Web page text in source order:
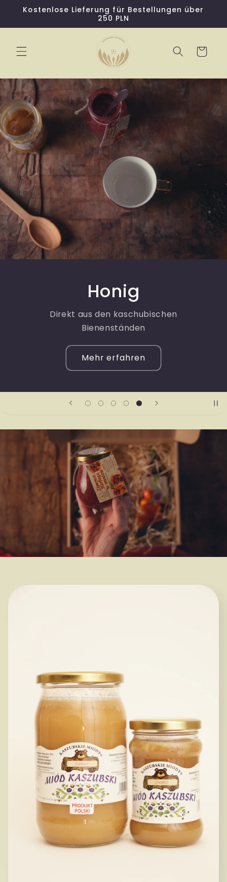
zum
Kostenlose Lieferung für Bestellungen über
250 PLN
Warenkorb
Honig
Direkt aus den kaschubischen
Bienenständen
Mehr erfahren